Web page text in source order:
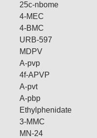
25c-nbome
4-MEC
4-BMC
URB-597
MDPV
A-pvp
4f-APVP
A-pvt
A-pbp
Ethylphenidate
3-MMC
MN-24